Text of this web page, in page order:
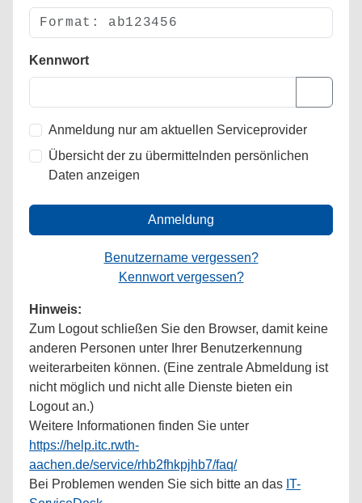
Kennwort
Anmeldung nur am aktuellen Serviceprovider
Übersicht der zu übermittelnden persönlichen
Daten anzeigen
Anmeldung
Benutzername vergessen?
Kennwort vergessen?
Hinweis:
Zum Logout schließen Sie den Browser, damit keine
anderen Personen unter Ihrer Benutzerkennung
weiterarbeiten können. (Eine zentrale Abmeldung ist
nicht möglich und nicht alle Dienste bieten ein
Logout an.)
Weitere Informationen finden Sie unter
https://help.itc.rwth-
aachen.de/service/rhb2fhkpjhb7/faq/
Bei Problemen wenden Sie sich bitte an das IT-